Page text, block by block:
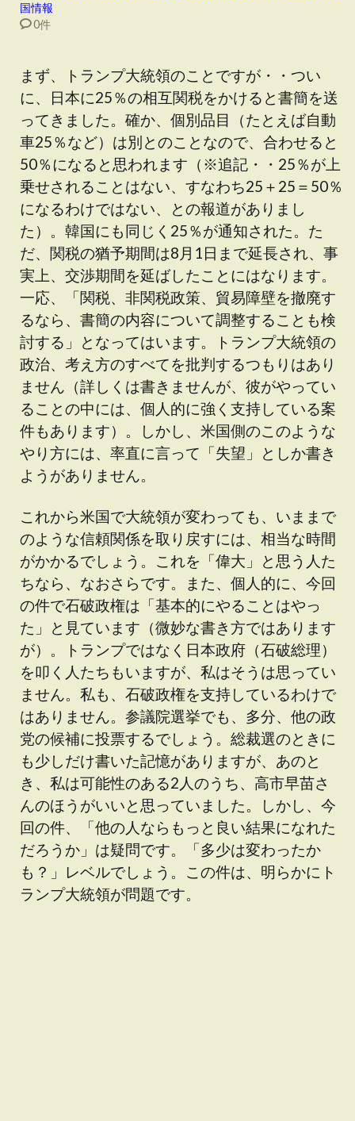
国情報
0件
まず、トランプ大統領のことですが・・つい
に、日本に25％の相互関税をかけると書簡を送
ってきました。確か、個別品目（たとえば自動
車25％など）は別とのことなので、合わせると
50％になると思われます（※追記・・25％が上
乗せされることはない、すなわち25＋25＝50％
になるわけではない、との報道がありまし
た）。韓国にも同じく25％が通知された。た
だ、関税の猶予期間は8月1日まで延長され、事
実上、交渉期間を延ばしたことにはなります。
一応、「関税、非関税政策、貿易障壁を撤廃す
るなら、書簡の内容について調整することも検
討する」となってはいます。トランプ大統領の
政治、考え方のすべてを批判するつもりはあり
ません（詳しくは書きませんが、彼がやってい
ることの中には、個人的に強く支持している案
件もあります）。しかし、米国側のこのような
やり方には、率直に言って「失望」としか書き
ようがありません。
これから米国で大統領が変わっても、いままで
のような信頼関係を取り戻すには、相当な時間
がかかるでしょう。これを「偉大」と思う人た
ちなら、なおさらです。また、個人的に、今回
の件で石破政権は「基本的にやることはやっ
た」と見ています（微妙な書き方ではあります
が）。トランプではなく日本政府（石破総理）
を叩く人たちもいますが、私はそうは思ってい
ません。私も、石破政権を支持しているわけで
はありません。参議院選挙でも、多分、他の政
党の候補に投票するでしょう。総裁選のときに
も少しだけ書いた記憶がありますが、あのと
き、私は可能性のある2人のうち、高市早苗さ
んのほうがいいと思っていました。しかし、今
回の件、「他の人ならもっと良い結果になれた
だろうか」は疑問です。「多少は変わったか
も？」レベルでしょう。この件は、明らかにト
ランプ大統領が問題です。